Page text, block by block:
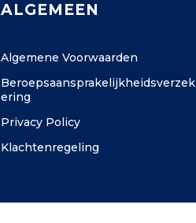
ALGEMEEN
Algemene Voorwaarden
Beroepsaansprakelijkheidsverzek
ering
Privacy Policy
Klachtenregeling